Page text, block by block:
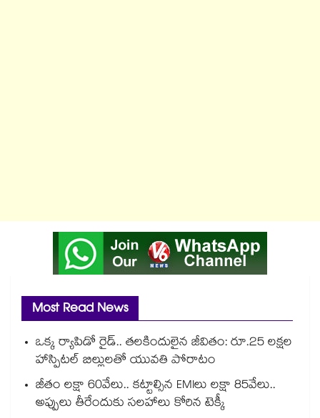
Most Read News
ఒక్క ర్యాపిడో రైడ్.. తలకిందులైన జీవితం: రూ.25 లక్షల
హాస్పిటల్ బిల్లులతో యువతి పోరాటం
జీతం లక్షా 60వేలు.. కట్టాల్సిన EMIలు లక్షా 85వేలు..
అప్పులు తీరేందుకు సలహాలు కోరిన టెక్కీ